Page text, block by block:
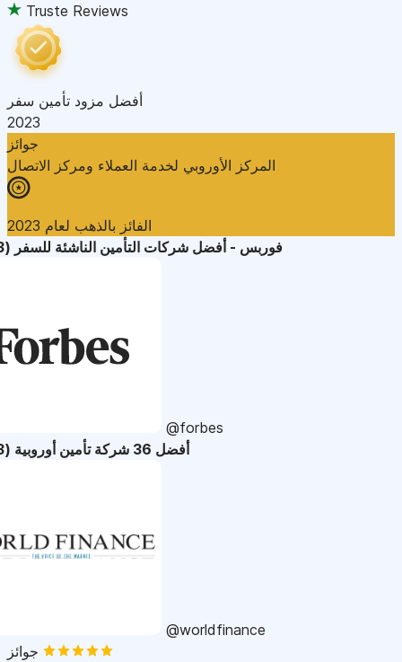
Truste Reviews
أفضل مزود تأمين سفر
2023
جوائز
المركز الأوروبي لخدمة العملاء ومركز الاتصال
الفائز بالذهب لعام 2023
فوربس - أفضل شركات التأمين الناشئة للسفر (2023)
@forbes
أفضل 36 شركة تأمين أوروبية (2023)
@worldfinance